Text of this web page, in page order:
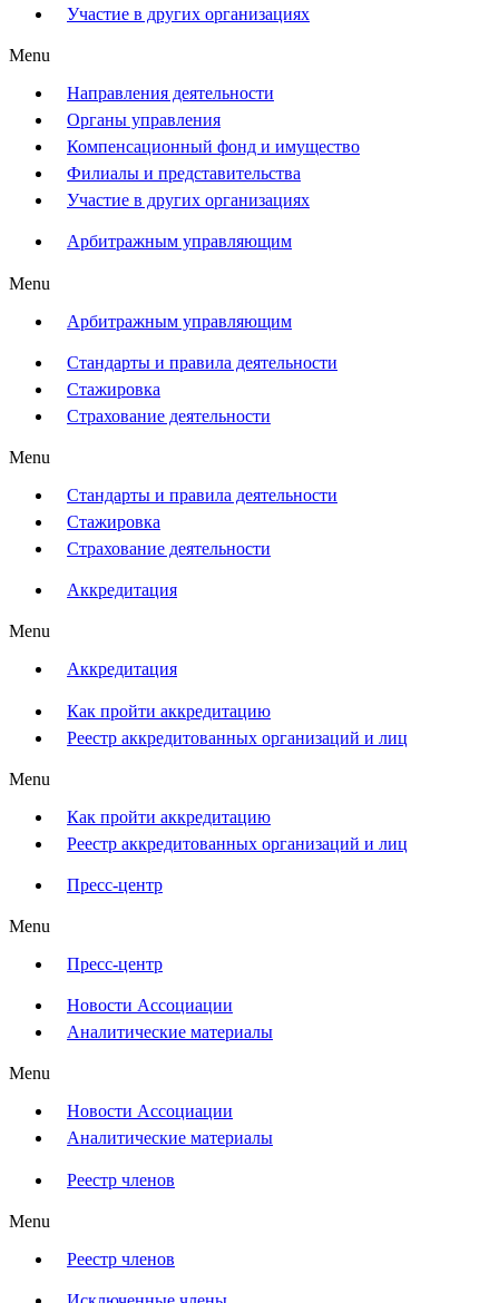
Участие в других организациях
Menu
Направления деятельности
Органы управления
Компенсационный фонд и имущество
Филиалы и представительства
Участие в других организациях
Арбитражным управляющим
Menu
Арбитражным управляющим
Стандарты и правила деятельности
Стажировка
Страхование деятельности
Menu
Стандарты и правила деятельности
Стажировка
Страхование деятельности
Аккредитация
Menu
Аккредитация
Как пройти аккредитацию
Реестр аккредитованных организаций и лиц
Menu
Как пройти аккредитацию
Реестр аккредитованных организаций и лиц
Пресс-центр
Menu
Пресс-центр
Новости Ассоциации
Аналитические материалы
Menu
Новости Ассоциации
Аналитические материалы
Реестр членов
Menu
Реестр членов